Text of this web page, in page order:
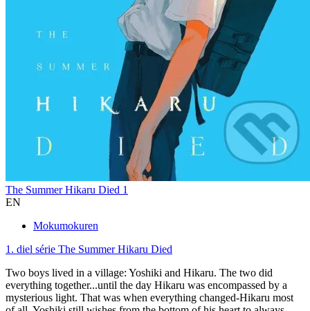
The Summer Hikaru Died 1
EN
Mokumokuren
1. diel série The Summer Hikaru Died
Two boys lived in a village: Yoshiki and Hikaru. The two did
everything together...until the day Hikaru was encompassed by a
mysterious light. That was when everything changed-Hikaru most